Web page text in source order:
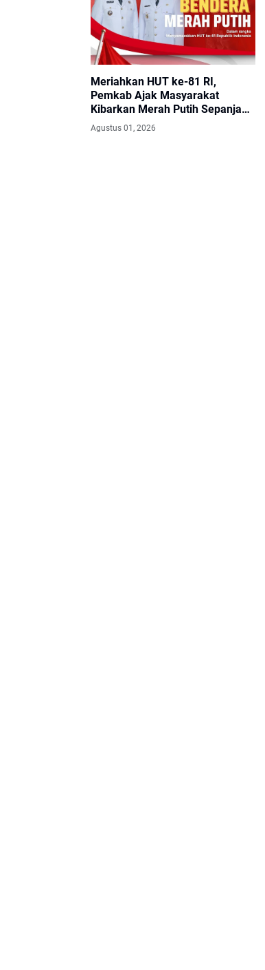
Meriahkan HUT ke-81 RI,
Pemkab Ajak Masyarakat
Kibarkan Merah Putih Sepanjang
Agustus
Agustus 01, 2026